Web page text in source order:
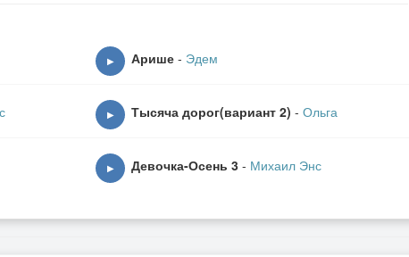
навеки рядом быть позволь.
печального джаза.
навеки быть рядом.
▶ Арише - Эдем
▶ Тысяча дорог(вариант 2) - Ольга
▶ Девочка-Осень 3 - Михаил Энс